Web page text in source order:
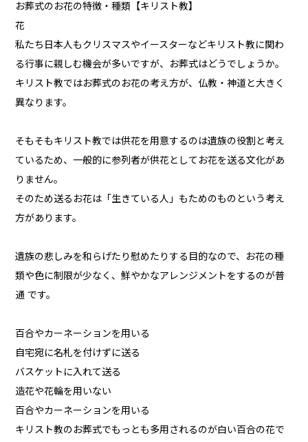
お葬式のお花の特徴・種類【キリスト教】
花
私たち日本人もクリスマスやイースターなどキリスト教に関わ
る行事に親しむ機会が多いですが、お葬式はどうでしょうか。
キリスト教ではお葬式のお花の考え方が、仏教・神道と大きく
異なります。
そもそもキリスト教では供花を用意するのは遺族の役割と考え
ているため、一般的に参列者が供花としてお花を送る文化があ
りません。
そのため送るお花は「生きている人」もためのものという考え
方があります。
遺族の悲しみを和らげたり慰めたりする目的なので、お花の種
類や色に制限が少なく、鮮やかなアレンジメントをするのが普
通 です。
百合やカーネーションを用いる
自宅宛に名札を付けずに送る
バスケットに入れて送る
造花や花輪を用いない
百合やカーネーションを用いる
キリスト教のお葬式でもっとも多用されるのが白い百合の花で